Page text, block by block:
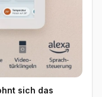
sich das